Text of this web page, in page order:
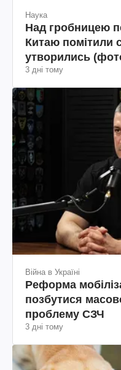
Наука
Над гробницею
Китаю помітили
утворились
3 дні тому
Війна в Україні
Реформа
позбутися
проблему СЗЧ
3 дні тому